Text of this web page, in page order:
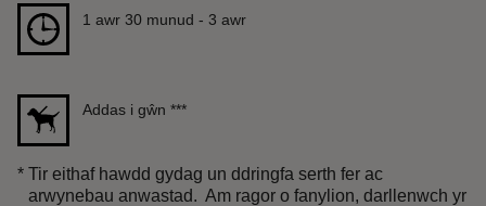
Hyd1 awr 30 munud to 3 awr
1 awr 30 munud - 3 awr
Addas i gŵn ***
* Tir eithaf hawdd gydag un ddringfa serth fer ac
arwynebau anwastad. Am ragor o fanylion, darllenwch yr